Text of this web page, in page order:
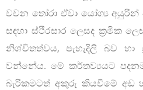
වචන තෝරා ඒවා යෝග්‍ය
සඳහා ස්ථිරසාර ලෙසද ක්‍රමික
නිශ්චිතත්වය, පැහැදිලි බව හා
වන්නේය. මේ කර්තව්‍යයට
බැරිකමටත් අකුරු කියවීමේ අඩ